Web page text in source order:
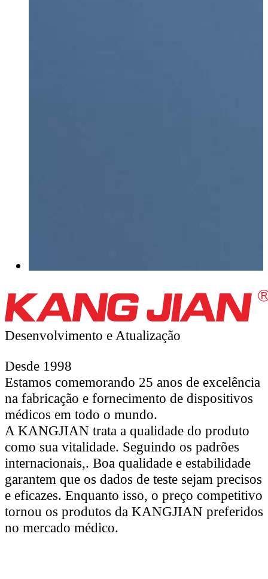
Desenvolvimento eAtualização
Desde 1998
Estamos comemorando 25 anos de excelência
na fabricação e fornecimento de dispositivos
médicos em todo o mundo.
A KANGJIAN trata a qualidade do produto
como sua vitalidade. Seguindo os padrões
internacionais,. Boa qualidade e estabilidade
garantem que os dados de teste sejam precisos
e eficazes. Enquanto isso, o preço competitivo
tornou os produtos da KANGJIAN preferidos
no mercado médico.